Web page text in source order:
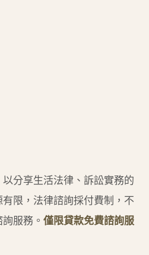
分享生活法律、訴訟實務的
限，法律諮詢採付費制，不
服務。 僅限貸款免費諮詢服